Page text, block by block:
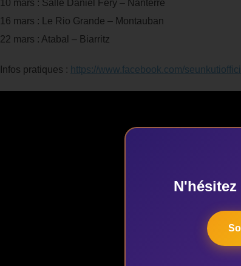
10 mars : Salle Daniel Fery – Nanterre
16 mars : Le Rio Grande – Montauban
22 mars : Atabal – Biarritz
Infos pratiques : https://www.facebook.com/